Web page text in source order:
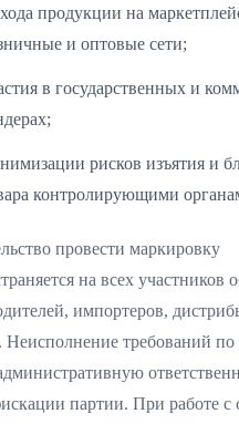
продукции на
и оптовые сети;
в государственных и
рисков изъятия и
контролирующими
провести маркировку
на всех участников
импортеров,
Неисполнение требований по
партии. При работе с